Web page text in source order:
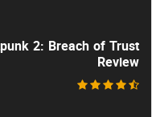
2: Breach of Trust
Review